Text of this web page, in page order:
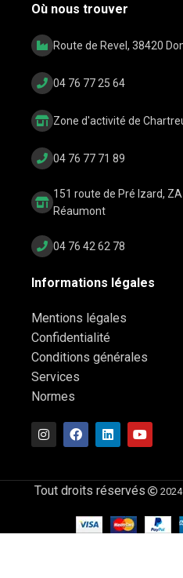
Où nous trouver
Route de Revel, 38420
04 76 77 25 64
Zone d'activité de
04 76 77 71 89
151 route de Pré Izard,
Réaumont
04 76 42 62 78
Informations légales
Mentions légales
Confidentialité
Conditions générales
Services
Normes
Tout droits réservés 2024